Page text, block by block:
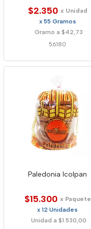
$2.350 x Unidad
x 55 Gramos
Gramo a $42,73
56180
Paledonia Icolpan
$15.300 x Paquete
x 12 Unidades
Unidad a $1.530,00